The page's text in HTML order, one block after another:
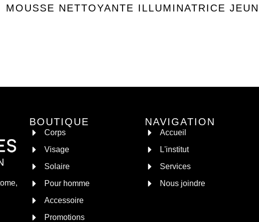
MOUSSE NETTOYANTE ILLUMINATRICE
BOUTIQUE
Corps
Visage
Solaire
Pour homme
Accessoire
Promotions
NAVIGATION
Accueil
L'institut
Services
Nous joindre